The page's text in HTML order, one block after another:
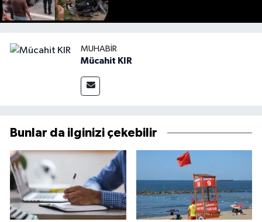
MUHABIR
Mücahit KIR
Bunlar da ilginizi çekebilir